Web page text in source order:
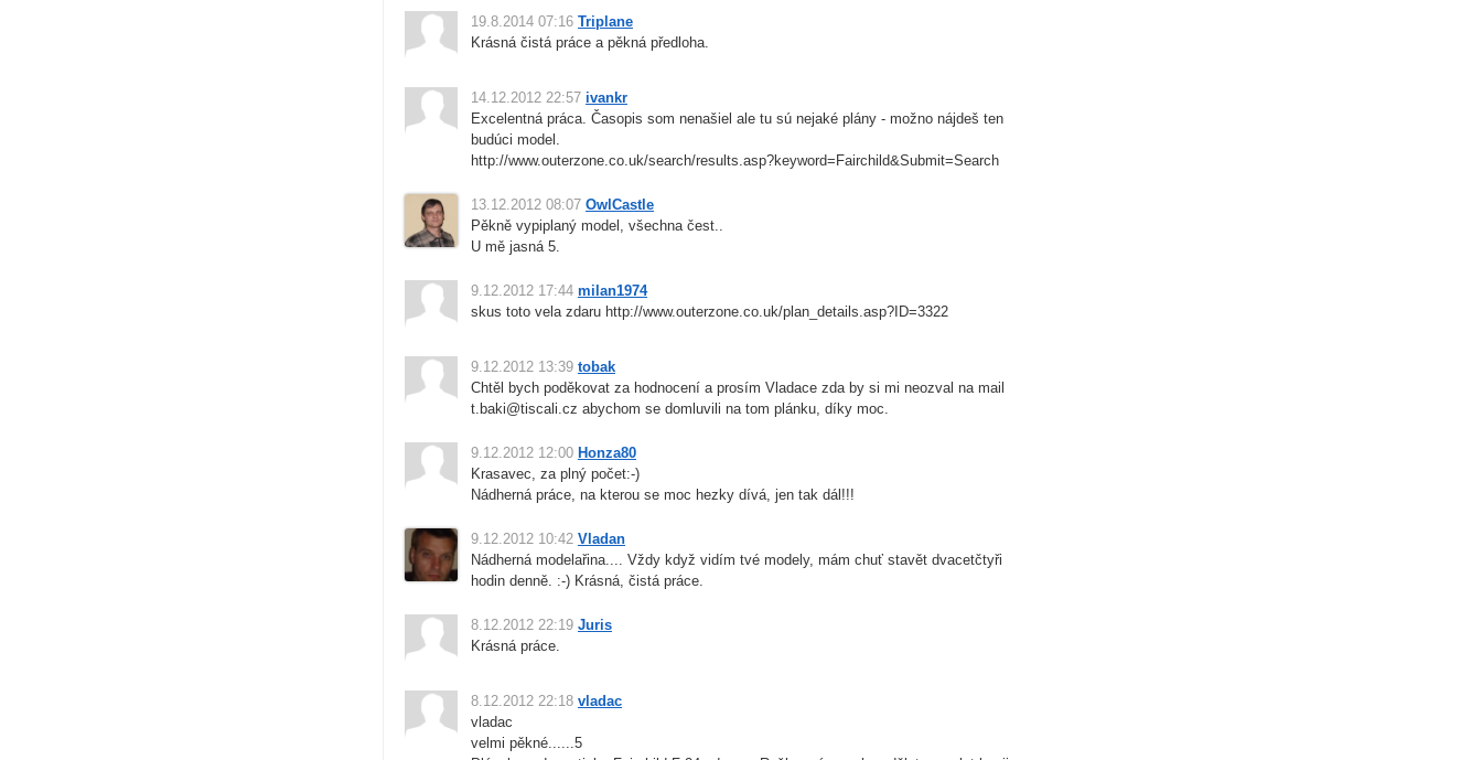
19.8.2014 07:16 Triplane
Krásná čistá práce a pěkná předloha.
14.12.2012 22:57 ivankr
Excelentná práca. Časopis som nenašiel ale tu sú nejaké plány - možno nájdeš ten
budúci model.
http://www.outerzone.co.uk/search/results.asp?keyword=Fairchild&Submit=Search
13.12.2012 08:07 OwlCastle
Pěkně vypiplaný model, všechna čest..
U mě jasná 5.
9.12.2012 17:44 milan1974
skus toto vela zdaru http://www.outerzone.co.uk/plan_details.asp?ID=3322
9.12.2012 13:39 tobak
Chtěl bych poděkovat za hodnocení a prosím Vladace zda by si mi neozval na mail
t.baki@tiscali.cz abychom se domluvili na tom plánku, díky moc.
9.12.2012 12:00 Honza80
Krasavec, za plný počet:-)
Nádherná práce, na kterou se moc hezky dívá, jen tak dál!!!
9.12.2012 10:42 Vladan
Nádherná modelařina.... Vždy když vidím tvé modely, mám chuť stavět dvacetčtyři
hodin denně. :-) Krásná, čistá práce.
8.12.2012 22:19 Juris
Krásná práce.
8.12.2012 22:18 vladac
vladac
velmi pěkné......5